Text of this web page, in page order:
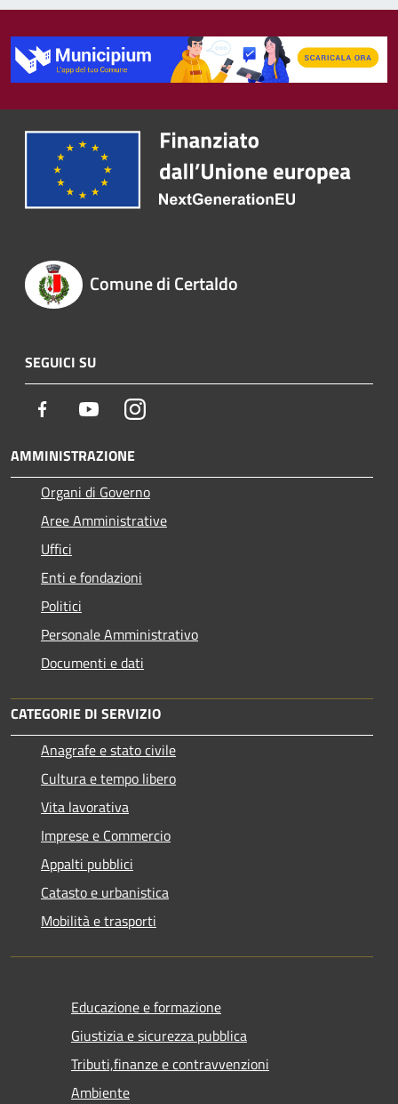
Comune di Certaldo
SEGUICI SU
Facebook YoutubeInstagram
AMMINISTRAZIONE
Organi di Governo
Aree Amministrative
Uffici
Enti e fondazioni
Politici
Personale Amministrativo
Documenti e dati
CATEGORIE DI SERVIZIO
Anagrafe e stato civile
Cultura e tempo libero
Vita lavorativa
Imprese e Commercio
Appalti pubblici
Catasto e urbanistica
Mobilità e trasporti
Educazione e formazione
Giustizia e sicurezza pubblica
Tributi,finanze e contravvenzioni
Ambiente